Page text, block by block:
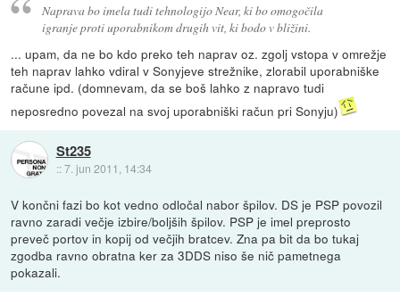
Naprava bo imela tudi tehnologijo Near, ki bo omogočila
igranje proti uporabnikom drugih vit, ki bodo v bližini.
... upam, da ne bo kdo preko teh naprav oz. zgolj vstopa v omrežje
teh naprav lahko vdiral v Sonyjeve strežnike, zlorabil uporabniške
račune ipd. (domnevam, da se boš lahko z napravo tudi
neposredno povezal na svoj uporabniški račun pri Sonyju)
St235
::7. jun 2011, 14:34
V končni fazi bo kot vedno odločal nabor špilov. DS je PSP povozil
ravno zaradi večje izbire/boljših špilov. PSP je imel preprosto
preveč portov in kopij od večjih bratcev. Zna pa bit da bo tukaj
zgodba ravno obratna ker za 3DDS niso še nič pametnega
pokazali.